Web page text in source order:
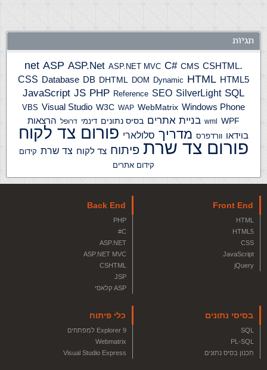
תגיות
.net
ASP ASP.Net ASP.NET MVC C# CMS CSHTML
CSS Database DB DHTML DOM Dynamic HTML HTML5
JavaScript JS PHP Reference SEO SilverLight SQL
VBS Visual Studio W3C WAP WebMatrix Windows Phone
wml WPF בניית אתרים בסיס נתונים דינמי דרופל הרצאות
בוידאו וורדפרס מדריך סלולארי פורום צד לקוח
פורום צד שרת פיתוח צד לקוח צד שרת קידום
קידום אתרים
Front End
HTML
HTML5
CSS
JavaScript
jQuery
Back End
PHP
C#
ASP.NET
ASP.NET MVC
CSHTML
JSP
ASP קלאסי
בסיסי נתונים
SQL
PL-SQL
תכנון בסיס נתונים
כלי פיתוח
Explorer 9 למפתחים
Webmatrix
Visual Studio Express